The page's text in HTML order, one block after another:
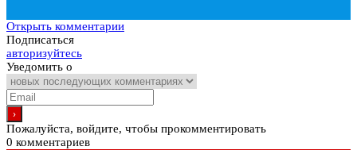
Открыть комментарии
Подписаться
авторизуйтесь
Уведомить о
Пожалуйста, войдите, чтобы прокомментировать
0 комментариев